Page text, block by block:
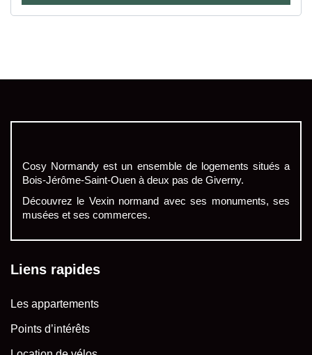
Cosy Normandy est un ensemble de logements situés a
Bois-Jérôme-Saint-Ouen à deux pas de Giverny.
Découvrez le Vexin normand avec ses monuments, ses
musées et ses commerces.
Liens rapides
Les appartements
Points d’intérêts